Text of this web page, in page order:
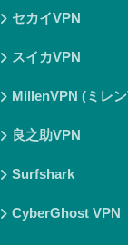
セカイVPN
スイカVPN
MillenVPN (ミレ
良之助VPN
Surfshark
CyberGhost VPN